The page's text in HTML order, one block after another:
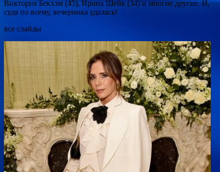
Виктория Бекхэм (45), Ирина Шейк (34) и многие другие. И,
судя по всему, вечеринка удалась!
все слайды